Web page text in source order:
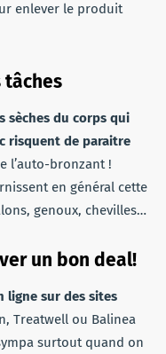
enlever le produit
tâches
sèches du corps qui
risquent de paraitre
l’auto-bronzant !
en général cette
genoux, chevilles…
un bon deal!
ligne sur des sites
Treatwell ou Balinea
surtout quand on